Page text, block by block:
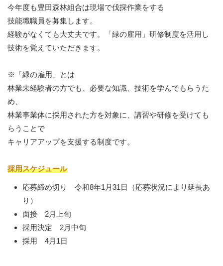
今年度も豊田森林組合は現場で伐採作業をする
技能職職員を募集します。
経験がなくても大丈夫です。「緑の雇用」研修制度を活用し
技術を覚えていただきます。
※「緑の雇用」とは
林業未経験者の方でも、必要な知識、技術を学んでもらうた
め、
林業事業体に採用された方を対象に、講習や研修を受けても
らうことで
キャリアアップを支援する制度です。
採用スケジュール
応募締め切り 令和8年1月31日（応募状況により延長あ
り）
面接 2月上旬
採用決定 2月中旬
採用 4月1日